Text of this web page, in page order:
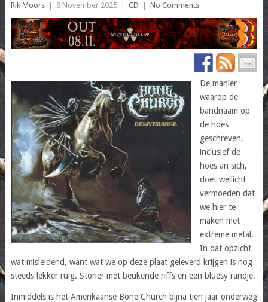
Rik Moors 8 November 2025 CD No Comments
De manier
waarop de
bandnaam op
de hoes
geschreven,
inclusief de
hoes an sich,
doet wellicht
vermoeden dat
we hier te
maken met
extreme metal.
In dat opzicht
wat misleidend, want wat we op deze plaat geleverd krijgen is nog
steeds lekker ruig. Stoner met beukende riffs en een bluesy randje.
Inmiddels is het Amerikaanse Bone Church bijna tien jaar onderweg